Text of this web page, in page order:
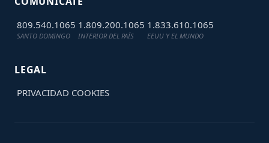
809.540.1065
SANTO DOMINGO
1.809.200.1065
INTERIOR DEL PAÍS
1.833.610.1065
EEUU Y EL MUNDO
LEGAL
PRIVACIDAD COOKIES